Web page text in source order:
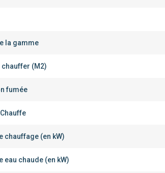
la gamme
(M2)
fumée
chauffage (en kW)
eau chaude (en kW)